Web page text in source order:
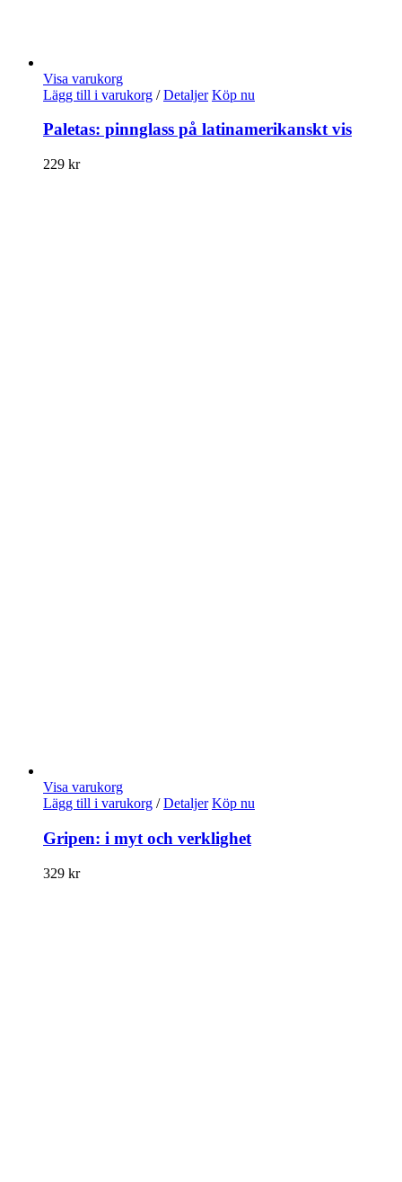
Visa varukorg
Lägg till i varukorg / Detaljer Köp nu
Paletas: pinnglass på latinamerikanskt vis
229 kr
Visa varukorg
Lägg till i varukorg / Detaljer Köp nu
Gripen: i myt och verklighet
329 kr